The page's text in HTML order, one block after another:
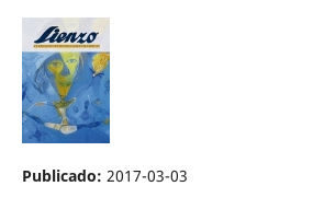
Publicado: 2017-03-03